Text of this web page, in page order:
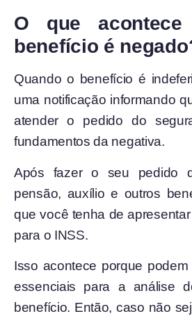
O que
benefício é
Quando o benefício é
uma notificação informando
atender o pedido do
fundamentos da negativa.
Após fazer o seu pedido
pensão, auxílio e outros
que você tenha de
para o INSS.
Isso acontece porque
essenciais para a análise
benefício. Então, caso não